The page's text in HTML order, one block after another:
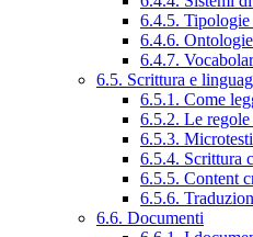
6.4.5.
6.4.6.
6.4.7.
6.5. Scrittura e
6.5.1. Come
6.5.2. Le
6.5.3. Microtesti
6.5.4. Scrittura
6.5.5. Content
6.5.6.
6.6. Documenti